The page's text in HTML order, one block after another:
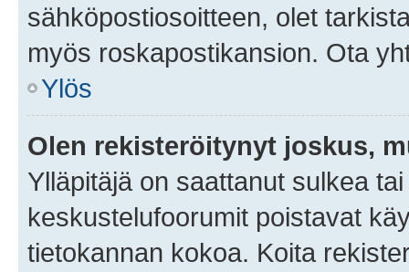
sähköpostiosoitteen, olet
myös roskapostikansion. Ota
Ylös
Olen rekisteröitynyt joskus,
Ylläpitäjä on saattanut sulkea
keskustelufoorumit poistavat
tietokannan kokoa. Koita